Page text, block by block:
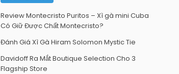
Review Montecristo Puritos – Xì gà mini Cuba
Có Giữ Được Chất Montecristo?
Đánh Giá Xì Gà Hiram Solomon Mystic Tie
Davidoff Ra Mắt Boutique Selection Cho 3
Flagship Store